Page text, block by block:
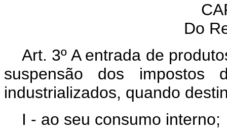
Do
Art. 3º A entrada de
suspensão dos impostos
industrializados, quando
I - ao seu consumo interno;